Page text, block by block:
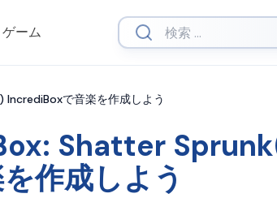
ーム
で音楽を作成しよう
Shatter
作成しよう